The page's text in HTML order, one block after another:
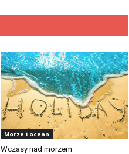
Morze i ocean
Wczasy nad morzem